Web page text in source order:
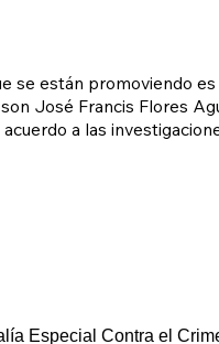
se están promoviendo
José Francis Flores
a las
Especial Contra el